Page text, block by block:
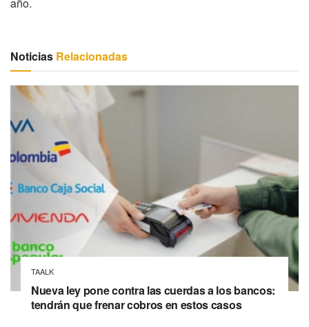
año.
Noticias Relacionadas
TAALK
Nueva ley pone contra las cuerdas a los bancos:
tendrán que frenar cobros en estos casos